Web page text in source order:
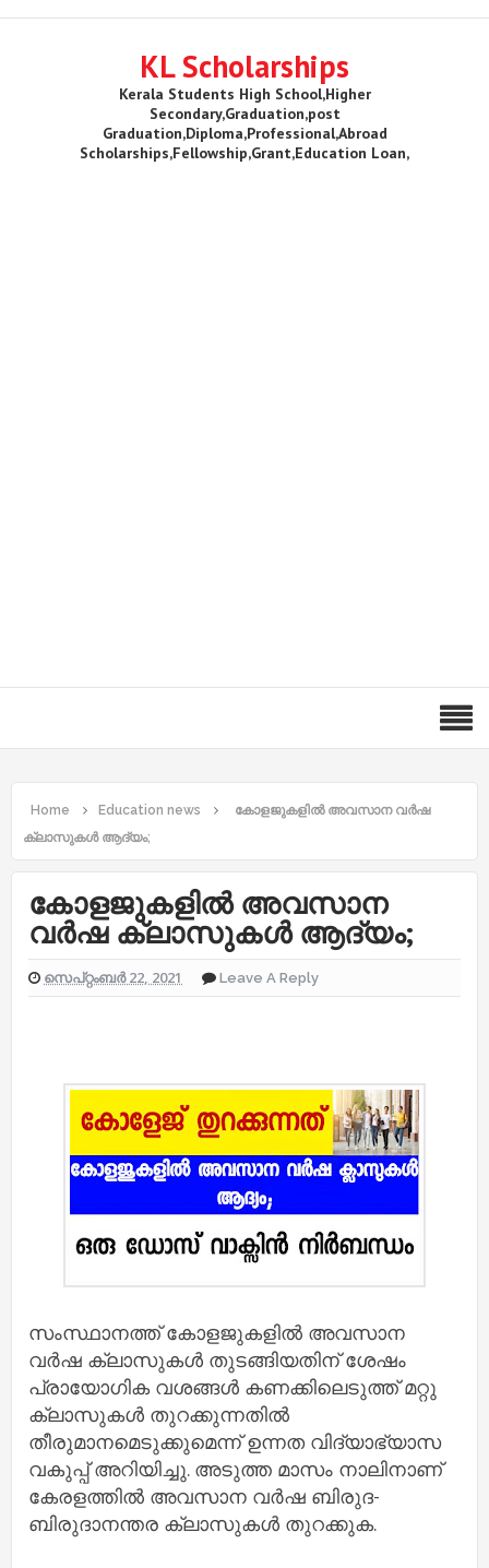
KL Scholarships
Kerala Students High School,Higher
Secondary,Graduation,post
Graduation,Diploma,Professional,Abroad
Scholarships,Fellowship,Grant,Education Loan,
Home Education news
കോളജുകളിൽ അവസാന വർഷ
ക്ലാസുകൾ ആദ്യം;
കോളജുകളിൽ അവസാന
വർഷ ക്ലാസുകൾ ആദ്യം;
സെപ്റ്റംബർ 22, 2021 Leave A Reply
സംസ്ഥാനത്ത് കോളജുകളിൽ അവസാന
വർഷ ക്ലാസുകൾ തുടങ്ങിയതിന് ശേഷം
പ്രായോഗിക വശങ്ങൾ കണക്കിലെടുത്ത് മറ്റു
ക്ലാസുകൾ തുറക്കുന്നതിൽ
തീരുമാനമെടുക്കുമെന്ന് ഉന്നത വിദ്യാഭ്യാസ
വകുപ്പ് അറിയിച്ചു. അടുത്ത മാസം നാലിനാണ്
കേരളത്തിൽ അവസാന വർഷ ബിരുദ-
ബിരുദാനന്തര ക്ലാസുകൾ തുറക്കുക.